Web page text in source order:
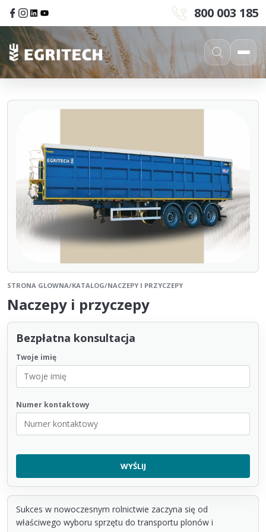
800 003 185
STRONA GLOWNA/KATALOG/NACZEPY I PRZYCZEPY
Naczepy i przyczepy
Bezpłatna konsultacja
Twoje imię
Numer kontaktowy
Sukces w nowoczesnym rolnictwie zaczyna się od
właściwego wyboru sprzętu do transportu plonów i